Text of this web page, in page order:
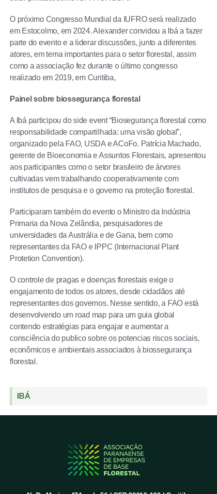
O próximo Congresso Mundial da IUFRO será realizado
em Estocolmo, em 2024. Alexander convidou a Ibá a fazer
parte do evento e a liderar discussões, junto a diferentes
atores, em tema importantes para o setor florestal, assim
como a associação fez durante o último congresso
realizado em 2019, em Curitiba,
Painel sobre biossegurança florestal
A Ibá participou do side event “Biosegurança florestal como
responsabilidade compartilhada: uma visão global”,
organizado pela FAO, USDA e ACoFo. Patrícia Machado,
gerente de Bioeconomia e Assuntos Florestais, apresentou
aos participantes como o setor brasileiro de árvores
cultivadas vem trabalhando cooperativamente com
institutos de pesquisa e o governo na proteção florestal.
Participaram também do evento o Ministro da Indústria
Primaria da Nova Zelândia, pesquisadores de
universidades da Austrália e de Gana, bem como
representantes da FAO e IPPC (Internacional Plant
Protetion Convention).
O controle de pragas e doenças florestais exige o
engajamento de todos os atores, desde cidadãos até
representantes dos governos. Nesse sentido, a FAO está
desenvolvendo um road map para um guia global
contendo estratégias para engajar e aumentar a
consciência do publico sobre os potencias riscos sociais,
econômicos e ambientais associados à biossegurança
florestal.
IBÁ